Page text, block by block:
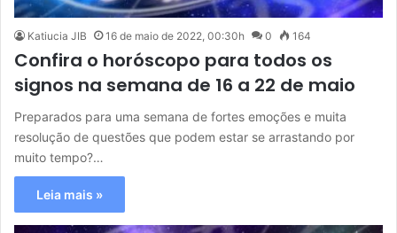
Katiucia JIB 16 de maio de 2022, 00:30h 0 164
Confira o horóscopo para todos os
signos na semana de 16 a 22 de maio
Preparados para uma semana de fortes emoções e muita
resolução de questões que podem estar se arrastando por
muito tempo?…
Leia mais »